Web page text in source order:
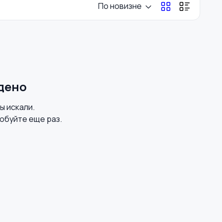
Страхование
По новизне
искали.
еще раз.